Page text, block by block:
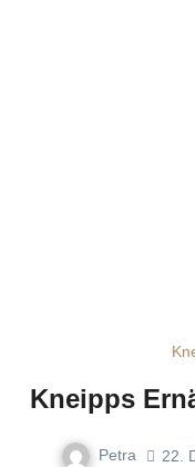
Kneipps
Petra 22.